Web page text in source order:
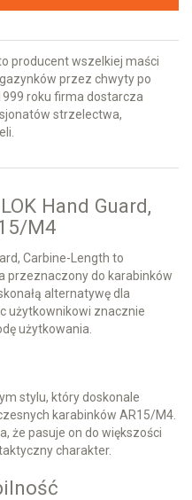
producent wszelkiej maści
przez chwyty po
roku firma dostarcza
strzelectwa,
Hand Guard,
M4
Carbine-Length to
przeznaczony do karabinków
alternatywę dla
użytkownikowi znacznie
użytkowania.
stylu, który doskonale
karabinków AR15/M4.
że pasuje on do większości
charakter.